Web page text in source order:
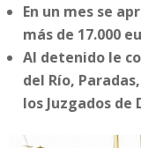
En un mes se
más de 17.000
Al detenido le
del Río,
los Juzgados de